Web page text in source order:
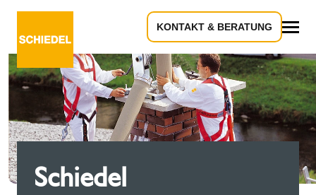
KONTAKT & BERATUNG
Schiedel